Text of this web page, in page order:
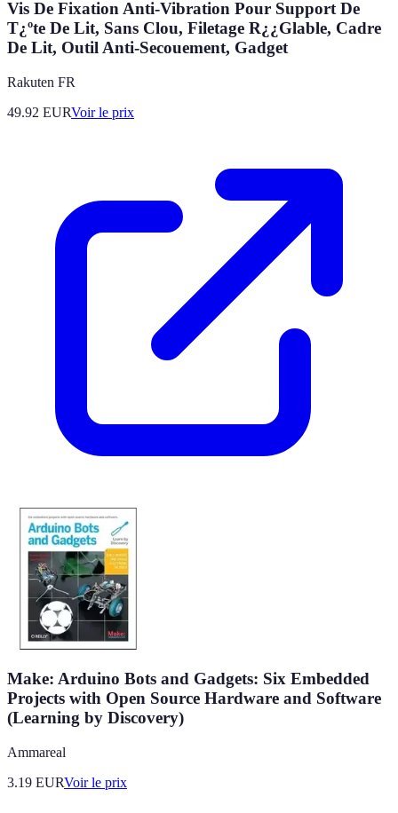
Vis De Fixation Anti-Vibration Pour Support De
T¿ºte De Lit, Sans Clou, Filetage R¿¿Glable, Cadre
De Lit, Outil Anti-Secouement, Gadget
Rakuten FR
49.92 EURVoir le prix
Make: Arduino Bots and Gadgets: Six Embedded
Projects with Open Source Hardware and Software
(Learning by Discovery)
Ammareal
3.19 EURVoir le prix